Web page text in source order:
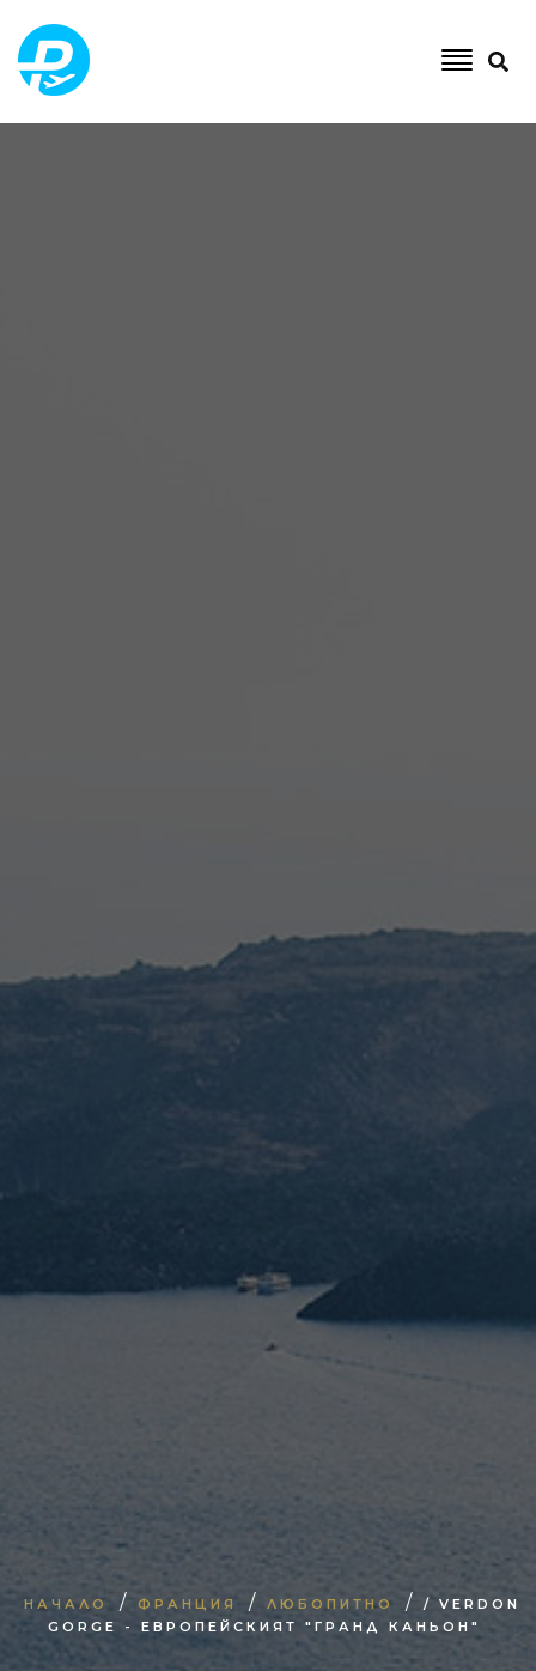
НАЧАЛО / ФРАНЦИЯ / ЛЮБОПИТНО /
/ VERDON
GORGE - ЕВРОПЕЙСКИЯТ "ГРАНД КАНЬОН"